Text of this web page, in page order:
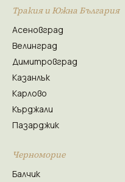
Тракия и Южна България
Асеновград
Велинград
Димитровград
Казанлък
Карлово
Кърджали
Пазарджик
Черноморие
Балчик